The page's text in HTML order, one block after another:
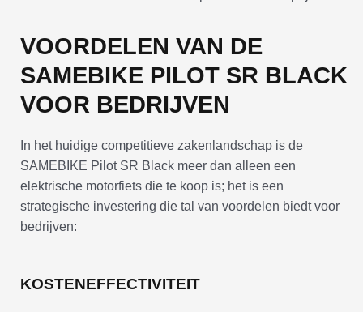
VOORDELEN VAN DE
SAMEBIKE PILOT SR BLACK
VOOR BEDRIJVEN
In het huidige competitieve zakenlandschap is de
SAMEBIKE Pilot SR Black meer dan alleen een
elektrische motorfiets die te koop is; het is een
strategische investering die tal van voordelen biedt voor
bedrijven:
KOSTENEFFECTIVITEIT